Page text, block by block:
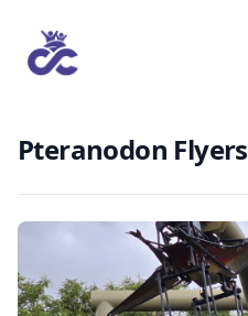
Pteranodon Flyers